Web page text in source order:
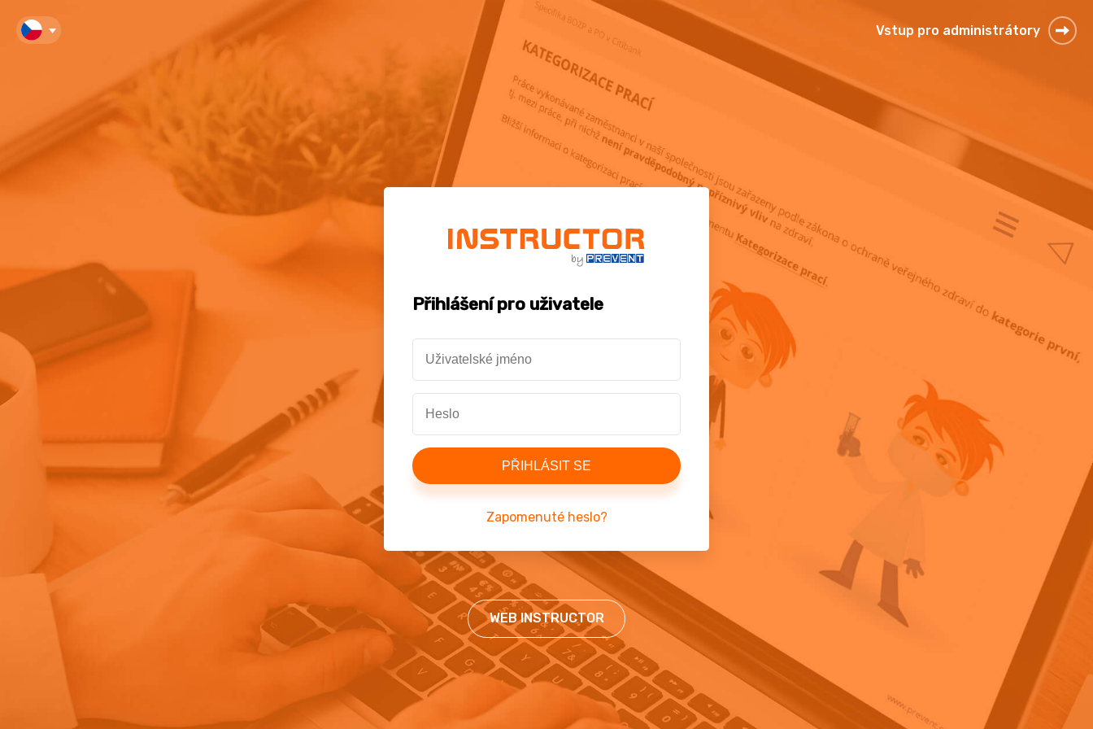
Vstup pro administrátory
Přihlášení pro uživatele
Zapomenuté heslo?
WEB INSTRUCTOR